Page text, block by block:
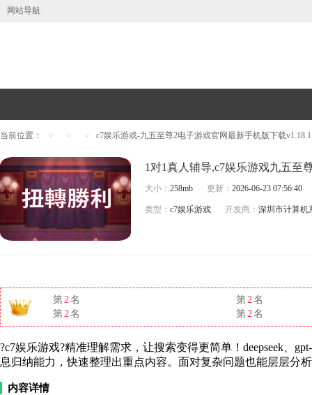
网站导航
当前位置： > > > c7娱乐游戏-九五至尊2电子游戏官网最新手机版下载v1.18.1
大小：258mb 更新：2026-06-23 07:56:40
类型：c7娱乐游戏 开发商：深圳市计算
第2名 第2名
第2名 第2名
?c7娱乐游戏?精准理解需求，让搜索变得更简单！deepseek、
息归纳能力，快速整理出重点内容。面对复杂问题也能层层分
内容详情